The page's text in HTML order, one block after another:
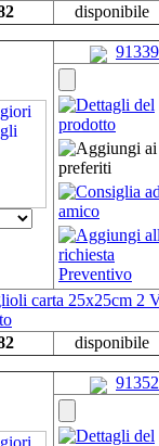
disponibile
91339
carta 25x25cm 2
disponibile
91352